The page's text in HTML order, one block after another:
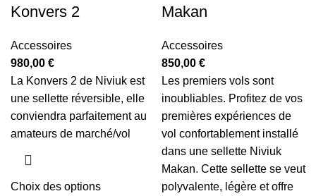
Konvers 2
Accessoires
980,00 €
La Konvers 2 de Niviuk est
une sellette réversible, elle
conviendra parfaitement au
amateurs de marché/vol
Choix des options
Makan
Accessoires
850,00 €
Les premiers vols sont
inoubliables. Profitez de vos
premières expériences de
vol confortablement installé
dans une sellette Niviuk
Makan. Cette sellette se veut
polyvalente, légère et offre